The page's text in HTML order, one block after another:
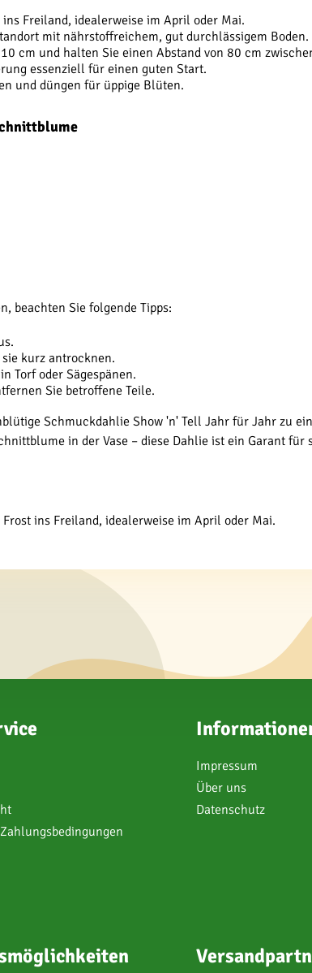
Freiland, idealerweise im April oder Mai.
mit nährstoffreichem, gut durchlässigem Boden.
cm und halten Sie einen Abstand von 80 cm
essenziell für einen guten Start.
und düngen für üppige Blüten.
beachten Sie folgende Tipps:
kurz antrocknen.
Torf oder Sägespänen.
Sie betroffene Teile.
Schmuckdahlie Show 'n' Tell Jahr für Jahr zu
in der Vase – diese Dahlie ist ein Garant
ins Freiland, idealerweise im April oder Mai.
Impressum
Über uns
Datenschutz